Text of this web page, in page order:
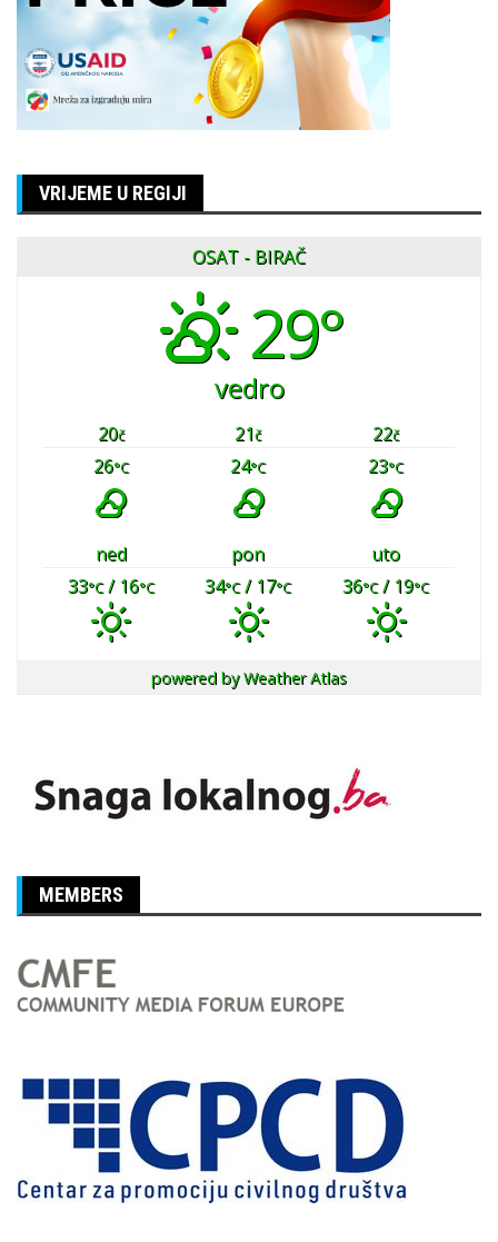
VRIJEME U REGIJI
OSAT - BIRAČ
29°
vedro
20č 21č 22č
26°C 24°C 23°C
ned pon
uto
33°C/ 16°C 34°C/ 17°C 36°C/ 19°C
powered byWeather Atlas
MEMBERS